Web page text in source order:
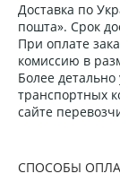
Доставка по
пошта». Срок
При оплате
комиссию в
Более детально
транспортных
сайте
СПОСОБЫ